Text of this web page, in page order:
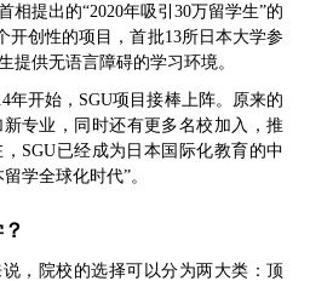
相提出的“2020年吸引30万留学生”的
开创性的项目，首批13所日本大学参
提供无语言障碍的学习环境。
年开始，SGU项目接棒上阵。原来的
专业，同时还有更多名校加入，推
SGU已经成为日本国际化教育的中
学全球化时代”。
，院校的选择可以分为两大类：顶